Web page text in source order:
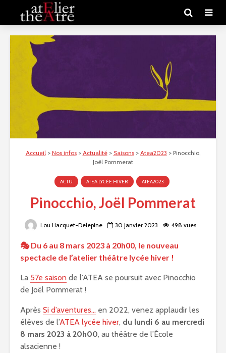
Accueil> Nos infos> Actualité> Saisons> Atea2023 > Pinocchio,
Joël Pommerat
ACTU ATEA LYCÉE HIVER ATEA2023
Pinocchio, Joël Pommerat
Lou Hacquet-Delepine 30 janvier 2023 498 vues
🎭 Du 6 au 8 mars 2023 à 20h00, le nouveau
spectacle de l’atelier théâtre lycée hiver !
La 57e saison de l’ATEA se poursuit avec Pinocchio
de Joël Pommerat !
Après Si d’aventures… en 2022, venez applaudir les
élèves de l’ATEA lycée hiver, du lundi 6 au mercredi
8 mars 2023 à 20h00, au théâtre de l’École
alsacienne !